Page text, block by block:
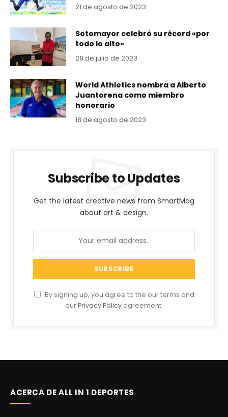
21 de agosto de 2023
Sotomayor celebró su récord «por
todo lo alto»
28 de julio de 2023
World Athletics nombra a Alberto
Juantorena como miembro
honorario
18 de agosto de 2023
Subscribe to Updates
Get the latest creative news from SmartMag
about art & design.
By signing up, you agree to the our terms and
ourPrivacy Policy agreement.
ACERCA DE ALL IN 1 DEPORTES